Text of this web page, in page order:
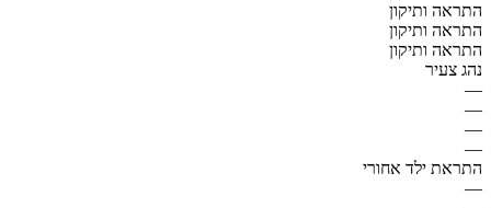
התראה ותיקון
התראה ותיקון
התראה ותיקון
נהג צעיר
—
—
—
—
התראת ילד אחורי
—